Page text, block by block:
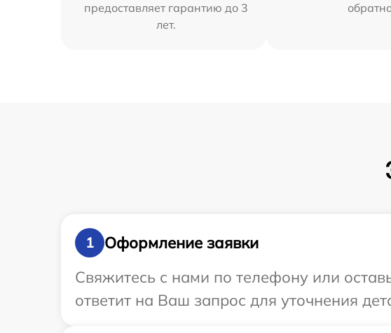
предоставляет гарантию до 3
лет.
1
Оформление заявки
Свяжитесь с нами по телефону или
ответит на Ваш запрос для уточнения